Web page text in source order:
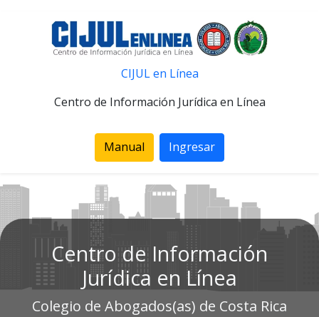
CIJUL en Línea
Centro de Información Jurídica en Línea
Manual Ingresar
Centro de Información
Jurídica en Línea
Colegio de Abogados(as) de Costa Rica